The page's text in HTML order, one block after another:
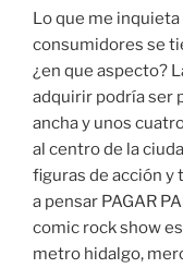
Lo que me
consumidores se
¿en que aspecto?
adquirir podría ser
ancha y unos
al centro de la
figuras de acción y
a pensar PAGAR
comic rock show
metro hidalgo,